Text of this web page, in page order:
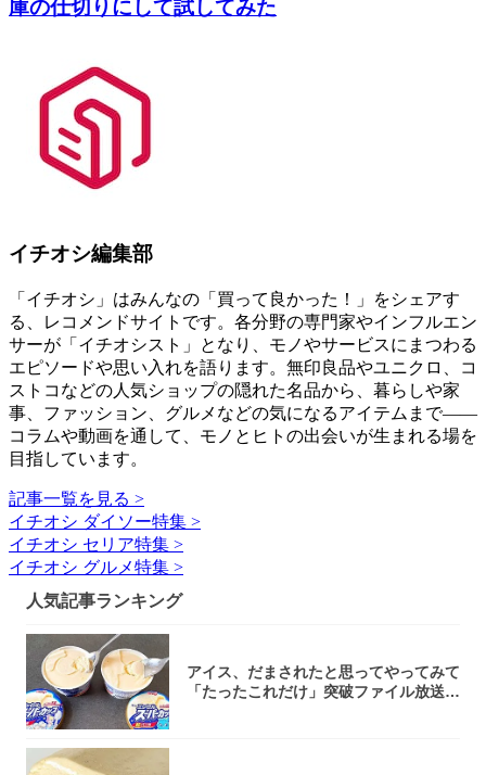
庫の仕切りにして試してみた
イチオシ編集部
「イチオシ」はみんなの「買って良かった！」をシェアす
る、レコメンドサイトです。各分野の専門家やインフルエン
サーが「イチオシスト」となり、モノやサービスにまつわる
エピソードや思い入れを語ります。無印良品やユニクロ、コ
ストコなどの人気ショップの隠れた名品から、暮らしや家
事、ファッション、グルメなどの気になるアイテムまで――
コラムや動画を通して、モノとヒトの出会いが生まれる場を
目指しています。
記事一覧を見る >
イチオシ ダイソー特集 >
イチオシ セリア特集 >
イチオシ グルメ特集 >
人気記事ランキング
アイス、だまされたと思ってやってみて
「たったこれだけ」突破ファイル放送で